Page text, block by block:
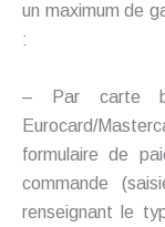
un maximum de
:
– Par carte
Eurocard/
formulaire de
commande
renseignant le